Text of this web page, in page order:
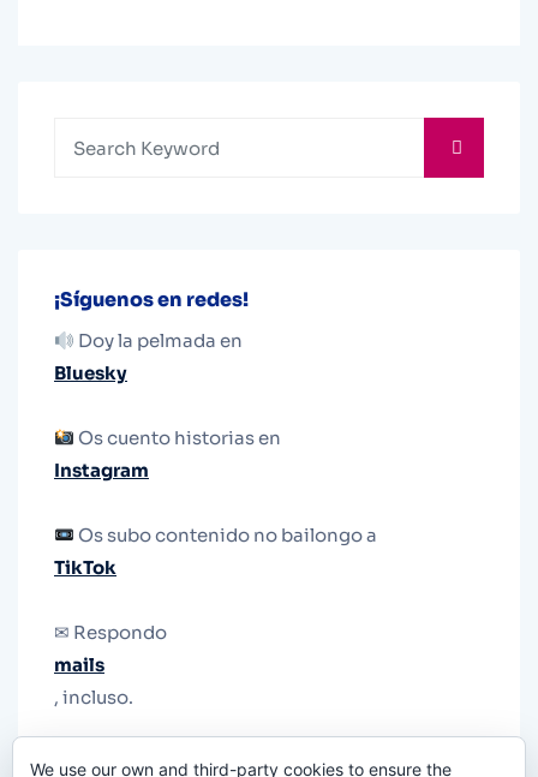
¡Síguenos en redes!
Doy la pelmada en
Bluesky
Os cuento historias en
Instagram
Os subo contenido no bailongo a
TikTok
✉ Respondo
mails
, incluso.
We use our own and third-party cookies to ensure the